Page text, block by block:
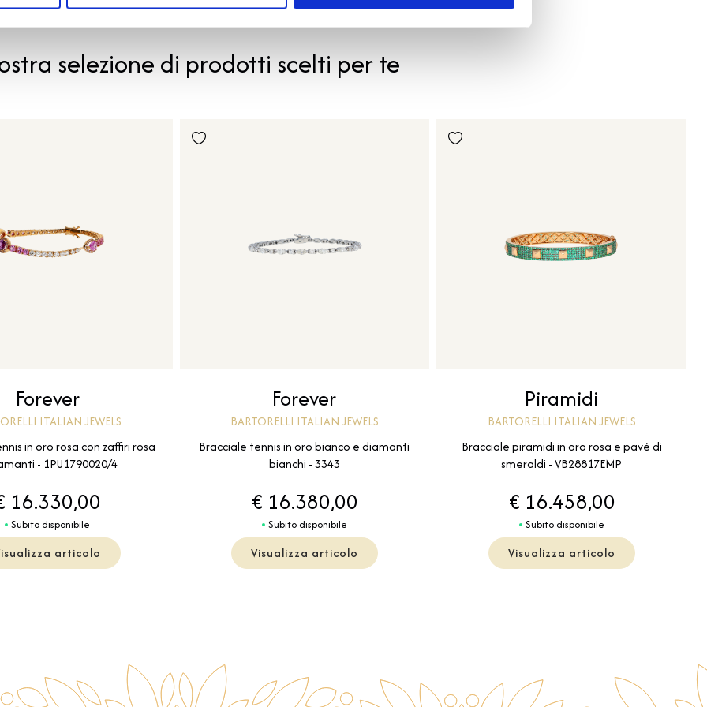
selezione di prodotti scelti per te
Forever
ITALIAN JEWELS
in oro rosa con zaffiri rosa
- 1PU1790020/4
16.330,00
Subito disponibile
articolo
Forever
BARTORELLI ITALIAN JEWELS
Bracciale tennis in oro bianco e diamanti
bianchi - 3343
€ 16.380,00
Subito disponibile
Visualizza articolo
Piramidi
BARTORELLI ITALIAN JEWELS
Bracciale piramidi in oro rosa e pavé di
smeraldi - VB28817EMP
€ 16.458,00
Subito disponibile
Visualizza articolo